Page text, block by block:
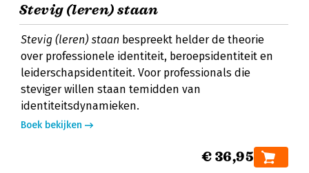
Stevig (leren) staan
Stevig (leren) staan bespreekt helder de theorie
over professionele identiteit, beroepsidentiteit en
leiderschapsidentiteit. Voor professionals die
steviger willen staan temidden van
identiteitsdynamieken.
Boek bekijken
€ 36,95